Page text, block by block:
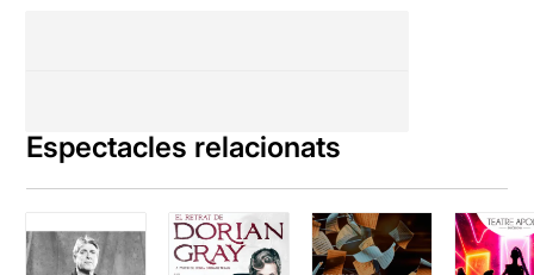
Espectacles relacionats